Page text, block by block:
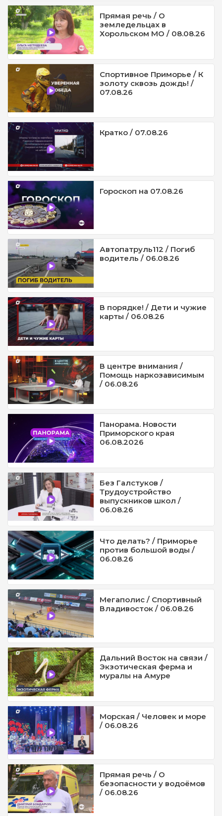
Прямая речь / О
земледельцах в
Хорольском МО / 08.08.26
Спортивное Приморье / К
золоту сквозь дождь! /
07.08.26
Кратко / 07.08.26
Гороскоп на 07.08.26
Автопатруль112 / Погиб
водитель / 06.08.26
В порядке! / Дети и чужие
карты / 06.08.26
В центре внимания /
Помощь наркозависимым
/ 06.08.26
Панорама. Новости
Приморского края
06.08.2026
Без Галстуков /
Трудоустройство
выпускников школ /
06.08.26
Что делать? / Приморье
против большой воды /
06.08.26
Мегаполис / Спортивный
Владивосток / 06.08.26
Дальний Восток на связи /
Экзотическая ферма и
муралы на Амуре
Морская / Человек и море
/ 06.08.26
Прямая речь / О
безопасности у водоёмов
/ 06.08.26